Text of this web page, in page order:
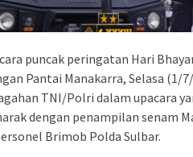
puncak peringatan Hari
Pantai Manakarra, Selasa (1/
TNI/Polri dalam upacara
dengan penampilan senam
Brimob Polda Sulbar.